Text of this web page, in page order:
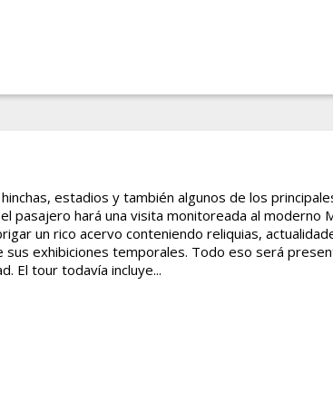
estadios y también algunos de los
pasajero hará una visita monitoreada al moderno
un rico acervo conteniendo reliquias,
exhibiciones temporales. Todo eso será
El tour todavía incluye...